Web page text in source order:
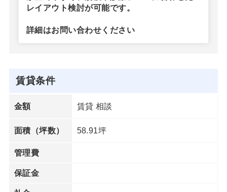
レイアウト検討が可能です。
詳細はお問い合わせください
賃貸条件
金額 賃貸 相談
面積（坪数） 58.91坪
管理費
保証金